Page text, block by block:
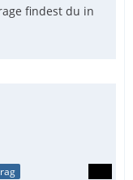
findest du in